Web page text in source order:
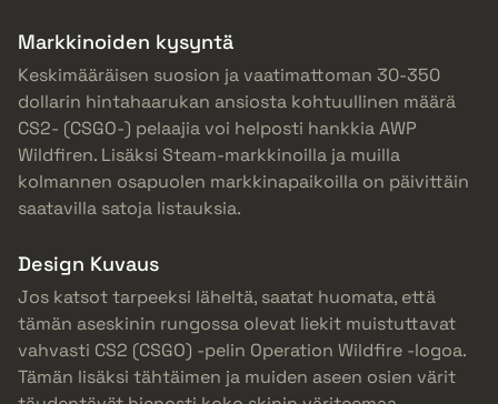
Markkinoiden kysyntä
Keskimääräisen suosion ja vaatimattoman 30-350
dollarin hintahaarukan ansiosta kohtuullinen määrä
CS2- (CSGO-) pelaajia voi helposti hankkia AWP
Wildfiren. Lisäksi Steam-markkinoilla ja muilla
kolmannen osapuolen markkinapaikoilla on päivittäin
saatavilla satoja listauksia.
Design Kuvaus
Jos katsot tarpeeksi läheltä, saatat huomata, että
tämän aseskinin rungossa olevat liekit muistuttavat
vahvasti CS2 (CSGO) -pelin Operation Wildfire -logoa.
Tämän lisäksi tähtäimen ja muiden aseen osien värit